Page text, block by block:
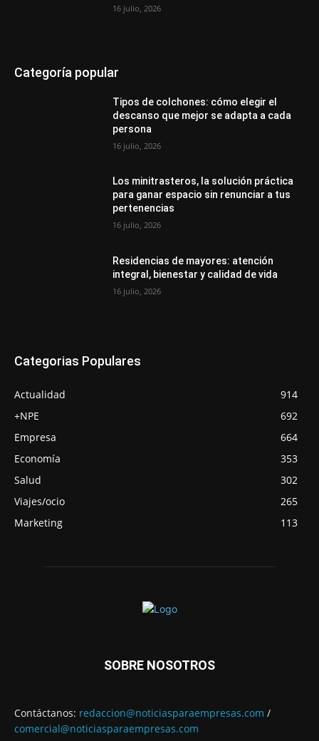
16 julio, 2026
Categoría popular
Tipos de colchones: cómo elegir el
descanso que mejor se adapta a cada
persona
16 julio, 2026
Los minitrasteros, la solución práctica
para ganar espacio sin renunciar a tus
pertenencias
16 julio, 2026
Residencias de mayores: atención
integral, bienestar y calidad de vida
16 julio, 2026
Categorias Populares
Actualidad
914
+NPE
692
Empresa
664
Economía
353
Salud
302
Viajes/ocio
265
Marketing
113
SOBRE NOSOTROS
Contáctanos: redaccion@noticiasparaempresas.com /
comercial@noticiasparaempresas.com